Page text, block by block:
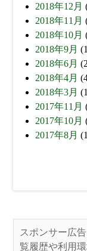
2018年12月
2018年11月
2018年10月
2018年9月
2018年6月
2018年4月
2018年3月
2017年11月
2017年10月
2017年8月
スポンサー広
覧履歴や利用